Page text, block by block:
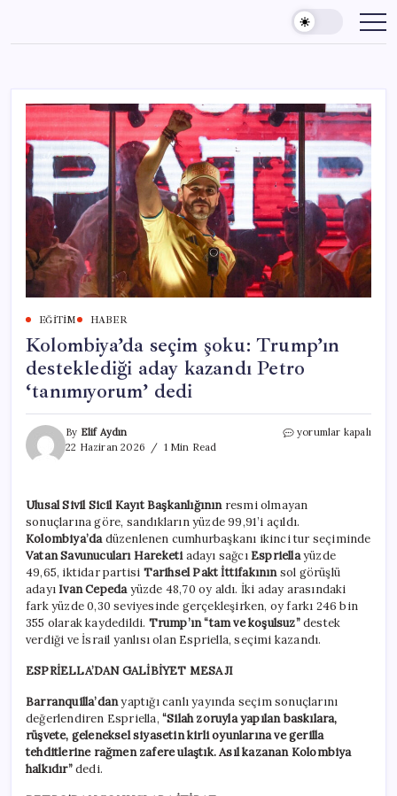
content
EĞITIM HABER
Kolombiya’da seçim şoku: Trump’ın
desteklediği aday kazandı Petro
‘tanımıyorum’ dedi
By Elif Aydın
22 Haziran 2026
1 Min Read
Kolombiya’da
aday
kazandı
Petro
‘tanımıyorum’
dedi
için
yorumlar kapalı
Ulusal Sivil Sicil Kayıt Başkanlığınınresmi olmayan
sonuçlarına göre, sandıkların yüzde 99,91’i açıldı.
Kolombiya’dadüzenlenen cumhurbaşkanı ikinci tur seçiminde
Vatan Savunucuları Hareketiadayı sağcıEspriellayüzde
49,65, iktidar partisi Tarihsel Pakt İttifakınınsol görüşlü
adayıIvan Cepedayüzde 48,70 oy aldı. İki aday arasındaki
fark yüzde 0,30 seviyesinde gerçekleşirken, oy farkı 246 bin
355 olarak kaydedildi. Trump’ın“tam ve koşulsuz”destek
verdiği ve İsrail yanlısı olan Espriella, seçimi kazandı.
ESPRİELLA’DAN GALİBİYET MESAJI
Barranquilla’danyaptığı canlı yayında seçim sonuçlarını
değerlendiren Espriella, “Silah zoruyla yapılan baskılara,
rüşvete, geleneksel siyasetin kirli oyunlarına ve gerilla
tehditlerine rağmen zafere ulaştık. Asıl kazanan Kolombiya
halkıdır”dedi.